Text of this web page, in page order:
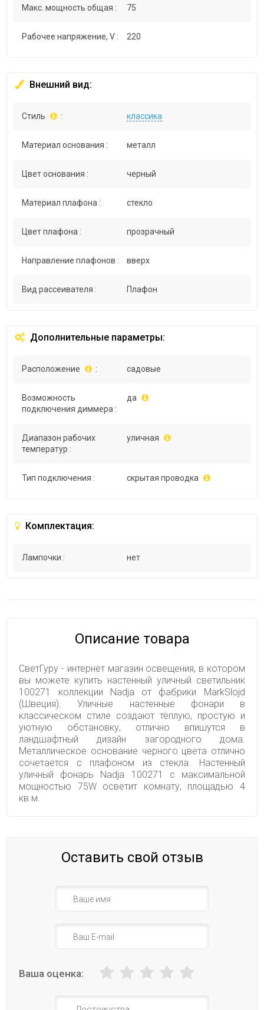
Макс. мощность общая : 75
Рабочее напряжение, V : 220
Внешний вид:
Стиль : классика
Материал основания : металл
Цвет основания : черный
Материал плафона : стекло
Цвет плафона : прозрачный
Направление плафонов : вверх
Вид рассеивателя : Плафон
Дополнительные параметры:
Расположение : садовые
Возможность
подключения диммера :
да
Диапазон рабочих
температур :
уличная
Тип подключения : скрытая проводка
Комплектация:
Лампочки : нет
Описание товара
СветГуру - интернет магазин освещения, в котором
вы можете купить настенный уличный светильник
100271 коллекции Nadja от фабрики MarkSlojd
(Швеция). Уличные настенные фонари в
классическом стиле создают тёплую, простую и
уютную обстановку, отлично впишутся в
ландшафтный дизайн загородного дома.
Металлическое основание черного цвета отлично
сочетается с плафоном из стекла. Настенный
уличный фонарь Nadja 100271 с максимальной
мощностью 75W осветит комнату, площадью 4
кв.м.
Оставить свой отзыв
Ваша оценка: